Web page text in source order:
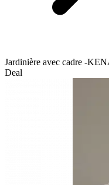
Jardinière avec cadre -
Deal